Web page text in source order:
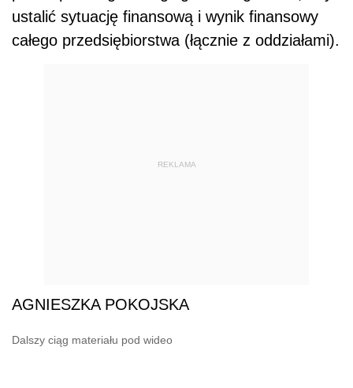
ustalić sytuację finansową i wynik finansowy
całego przedsiębiorstwa (łącznie z oddziałami).
REKLAMA
AGNIESZKA POKOJSKA
Dalszy ciąg materiału pod wideo